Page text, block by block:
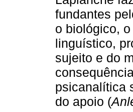
fundantes
o biológico,
linguístico,
sujeito e do
psicanalítica
do apoio (